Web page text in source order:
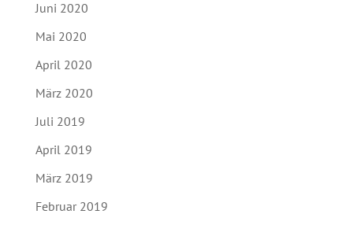
Juni 2020
Mai 2020
April 2020
März 2020
Juli 2019
April 2019
März 2019
Februar 2019